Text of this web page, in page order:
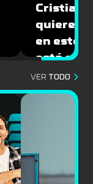
Cristian
quiere
en este
está
VER TODO